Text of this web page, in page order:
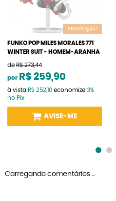
PROMOÇÃO
FUNKO POP MILES MORALES 771
WINTER SUIT - HOMEM-ARANHA
de R$ 273,44
por R$ 259,90
à vista R$ 252,10 economize 3%
no Pix
AVISE-ME
Carregando comentários ...